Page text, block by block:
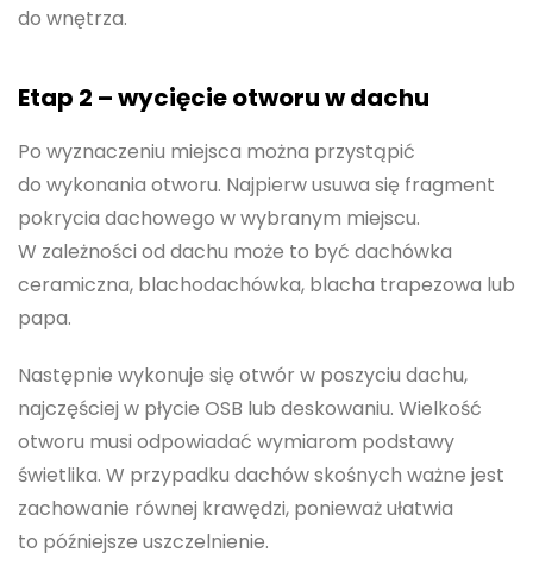
do wnętrza.
Etap 2 – wycięcie otworu w dachu
Po wyznaczeniu miejsca można przystąpić
do wykonania otworu. Najpierw usuwa się fragment
pokrycia dachowego w wybranym miejscu.
W zależności od dachu może to być dachówka
ceramiczna, blachodachówka, blacha trapezowa lub
papa.
Następnie wykonuje się otwór w poszyciu dachu,
najczęściej w płycie OSB lub deskowaniu. Wielkość
otworu musi odpowiadać wymiarom podstawy
świetlika. W przypadku dachów skośnych ważne jest
zachowanie równej krawędzi, ponieważ ułatwia
to późniejsze uszczelnienie.